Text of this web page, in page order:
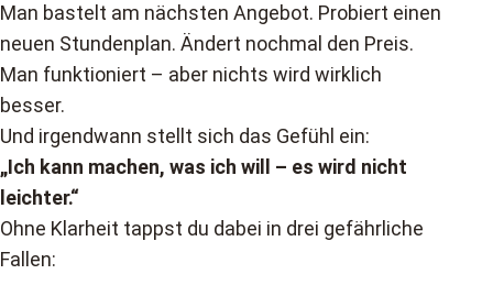
Man bastelt am nächsten Angebot. Probiert einen
neuen Stundenplan. Ändert nochmal den Preis.
Man funktioniert – aber nichts wird wirklich
besser.
Und irgendwann stellt sich das Gefühl ein:
„Ich kann machen, was ich will – es wird nicht
leichter.“
Ohne Klarheit tappst du dabei in drei gefährliche
Fallen: